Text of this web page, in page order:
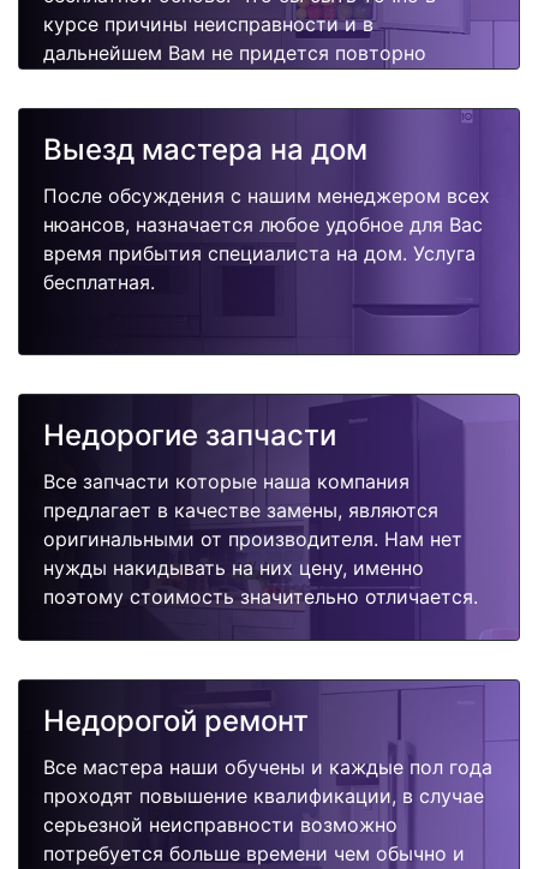
курсе причины неисправности и в
дальнейшем Вам не придется повторно
поломок.
Выезд мастера на дом
После обсуждения с нашим менеджером всех
нюансов, назначается любое удобное для Вас
время прибытия специалиста на дом. Услуга
бесплатная.
Недорогие запчасти
Все запчасти которые наша компания
предлагает в качестве замены, являются
оригинальными от производителя. Нам нет
нужды накидывать на них цену, именно
поэтому стоимость значительно отличается.
Недорогой ремонт
Все мастера наши обучены и каждые пол года
проходят повышение квалификации, в случае
серьезной неисправности возможно
потребуется больше времени чем обычно и